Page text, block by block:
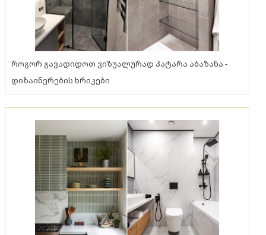
როგორ გავადიდოთ ვიზუალურად პატარა აბაზანა -
დიზაინერების ხრიკები